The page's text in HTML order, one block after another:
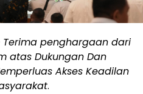
penghargaan dari
atas Dukungan Dan
Akses Keadilan
.